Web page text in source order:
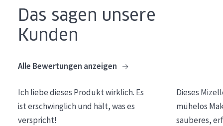
Das sagen unsere
Kunden
Alle Bewertungen anzeigen
Ich liebe dieses Produkt wirklich. Es
ist erschwinglich und hält, was es
verspricht!
Dieses
mühelos
sauberes,